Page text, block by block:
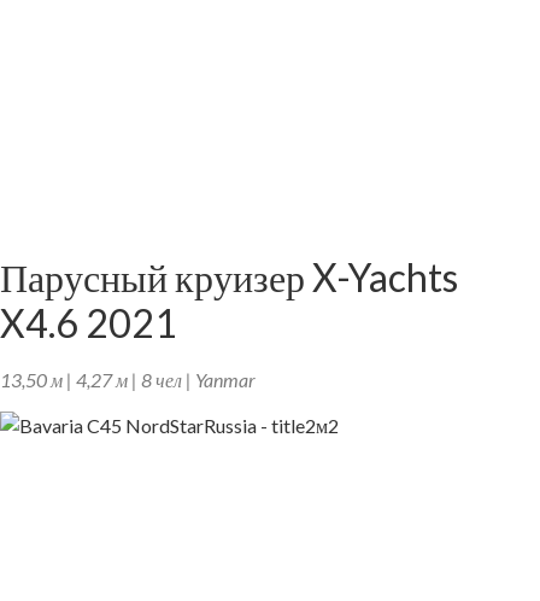
Парусный круизер X-Yachts
X4.6 2021
13,50 м | 4,27 м | 8 чел | Yanmar